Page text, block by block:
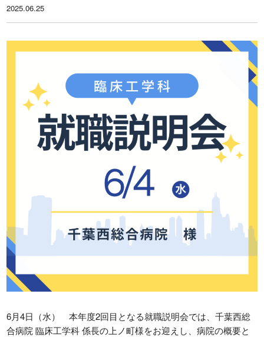
救急救命科
入学案内
募集要項
総合型選抜
特待生制度
資格・経歴による学費給付制度
→留学生募集要項(PDF)
留学生対象 学校紹介動画
お問い合わせ
お問い合わせ
WEB個別相談または来校型個
別相談はこちら
各種奨学金
日本学生支援機構
日本政策金融公庫
姉妹校
さくら看護専門学校
2025.06.25
6月4日（水） 本年度2回目となる就職説明会では、千葉西総
合病院 臨床工学科 係長の上ノ町様をお迎えし、病院の概要と